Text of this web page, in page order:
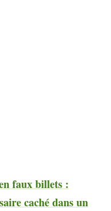
faux billets :
caché dans un